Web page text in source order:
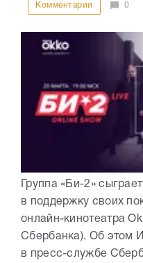
Комментарии 0
Группа «Би-2»
в поддержку своих
онлайн-кинотеатра
Сбербанка). Об этом
в пресс-службе